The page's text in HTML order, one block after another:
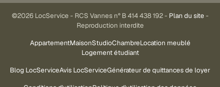
©2026 LocService - RCS Vannes n° B 414 438 192 - Plan du site -
Reproduction interdite
AppartementMaisonStudioChambreLocation meublé
Logement étudiant
Blog LocServiceAvis LocServiceGénérateur de quittances de loyer